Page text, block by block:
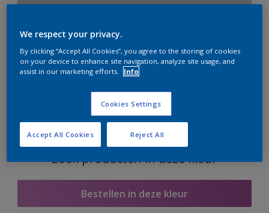
Zoek producten in deze kleur
Bestellen in deze kleur
We respect your privacy.
By clicking “Accept All Cookies”, you agree to the storing of cookies
on your device to enhance site navigation, analyze site usage, and
assist in our marketing efforts.
Info
Cookies Settings
Reject All
Accept All Cookies